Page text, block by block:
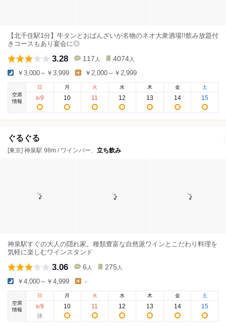
【北千住駅1分】牛タンとおばんざいが名物のネオ大衆酒場!!飲み放題付
きコースもあり宴会に◎
3.28 117 人 4074 人
￥3,000～￥3,999 ￥2,000～￥2,999
空席
情報
日
8/9
月
10
火
11
水
12
木
13
金
14
土
15
ぐるぐる
[東京] 神泉駅 98m / ワインバー、 立ち飲み
神泉駅すぐの大人の隠れ家。種類豊富な自然派ワインとこだわり料理を
気軽に楽しむワインスタンド
3.06 6 人 275 人
￥4,000～￥4,999 -
空席
情報
日
8/9
月
10
火
11
水
12
木
13
金
14
土
15